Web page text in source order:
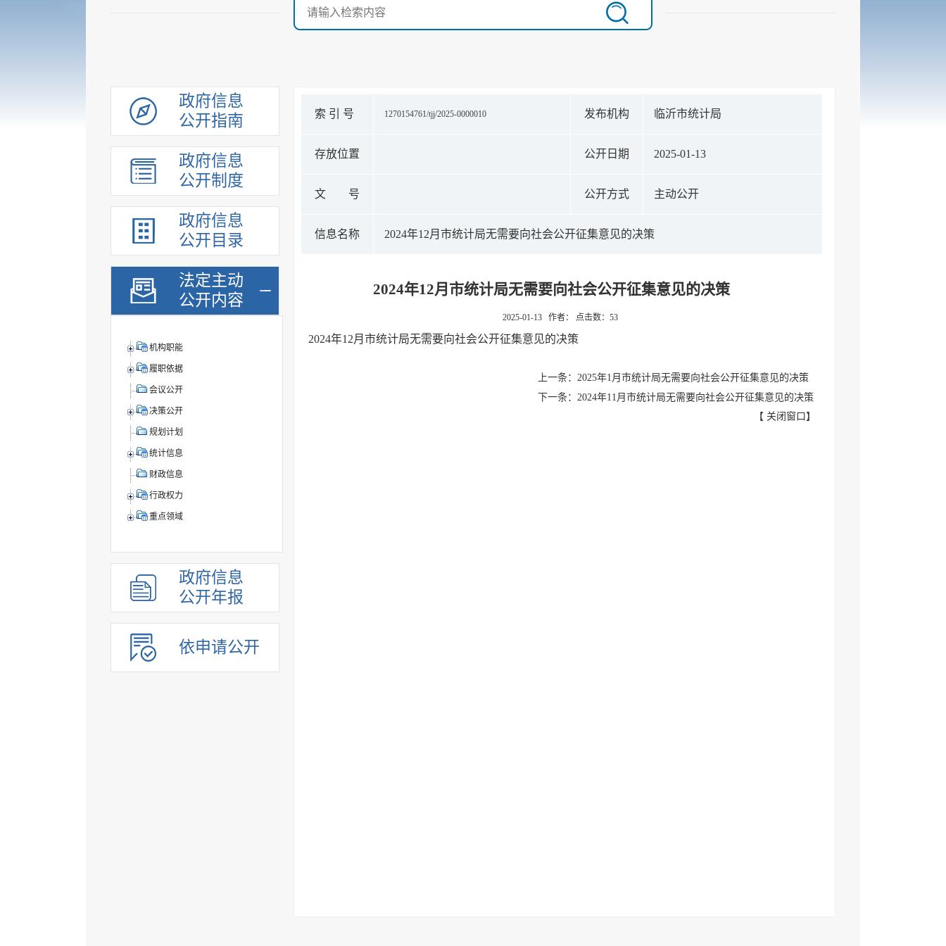
政府信息
公开指南
政府信息
公开制度
政府信息
公开目录
法定主动
公开内容
机构职能
履职依据
会议公开
决策公开
规划计划
统计信息
财政信息
行政权力
重点领域
政府信息
公开年报
依申请公开
索 引 号 1270154761/tjj/2025-0000010 发布机构 临沂市统计局
存放位置 公开日期 2025-01-13
文 号 公开方式 主动公开
信息名称 2024年12月市统计局无需要向社会公开征集意见的决策
2024年12月市统计局无需要向社会公开征集意见的决策
2025-01-13 作者： 点击数： 53
2024年12月市统计局无需要向社会公开征集意见的决策
上一条：2025年1月市统计局无需要向社会公开征集意见的决策
下一条：2024年11月市统计局无需要向社会公开征集意见的决策
【 关闭窗口 】